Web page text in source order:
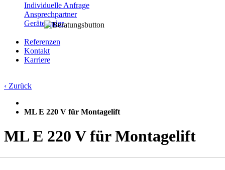
Individuelle Anfrage
Ansprechpartner
Gerätefinder
Referenzen
Kontakt
Karriere
‹ Zurück
ML E 220 V für Montagelift
ML E 220 V für Montagelift